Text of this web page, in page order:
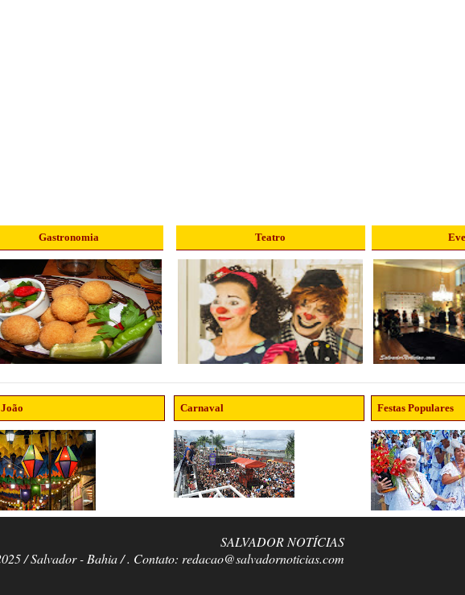
Gastronomia Teatro
Festas Populares
Carnaval
SALVADOR NOTÍCIAS
/ Salvador - Bahia / . Contato: redacao@salvadornoticias.com